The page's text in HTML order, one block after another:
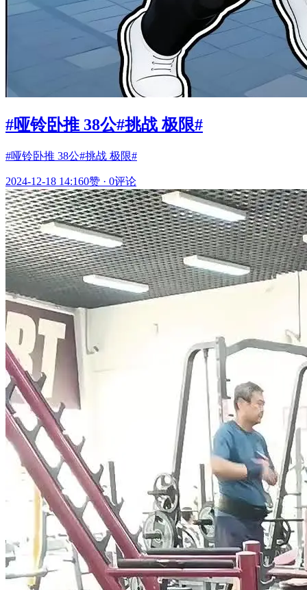
#哑铃卧推 38公#挑战 极限#
#哑铃卧推 38公#挑战 极限#
2024-12-18 14:160赞 · 0评论